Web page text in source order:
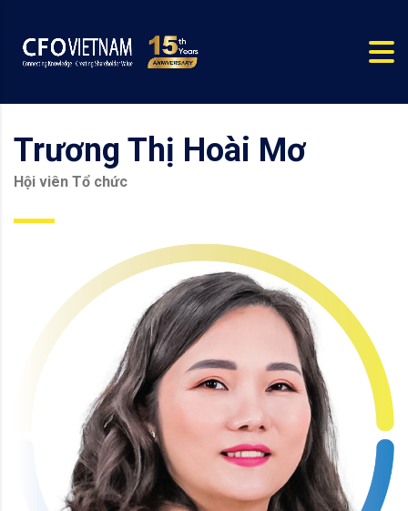
Trương Thị Hoài Mơ
Hội viên Tổ chức